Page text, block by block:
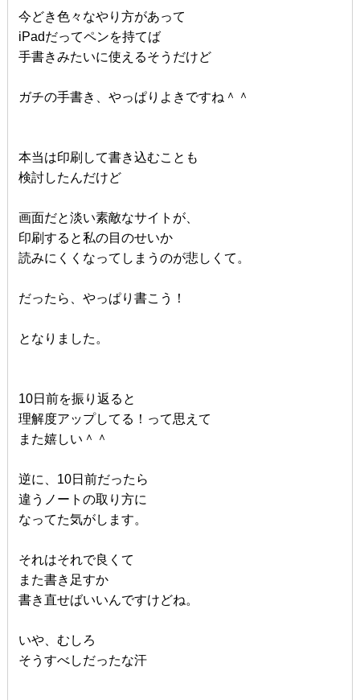
今どき色々なやり方があって
iPadだってペンを持てば
手書きみたいに使えるそうだけど
ガチの手書き、やっぱりよきですね＾＾
本当は印刷して書き込むことも
検討したんだけど
画面だと淡い素敵なサイトが、
印刷すると私の目のせいか
読みにくくなってしまうのが悲しくて。
だったら、やっぱり書こう！
となりました。
10日前を振り返ると
理解度アップしてる！って思えて
また嬉しい＾＾
逆に、10日前だったら
違うノートの取り方に
なってた気がします。
それはそれで良くて
また書き足すか
書き直せばいいんですけどね。
いや、むしろ
そうすべしだったな汗